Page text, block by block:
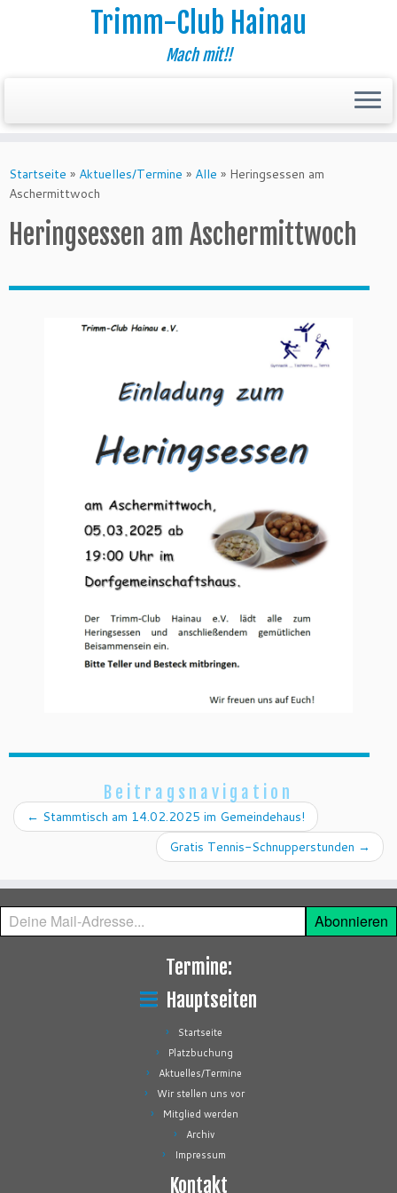
Inhalt
springen
Trimm-Club Hainau
Mach mit!!
Startseite » Aktuelles/Termine » Alle » Heringsessen am
Aschermittwoch
Heringsessen am Aschermittwoch
Beitragsnavigation
← Stammtisch am 14.02.2025 im Gemeindehaus!
Gratis Tennis-Schnupperstunden →
Deine
Mail-
Abonnieren
Termine:
Hauptseiten
Startseite
Platzbuchung
Aktuelles/Termine
Wir stellen uns vor
Mitglied werden
Archiv
Impressum
Kontakt